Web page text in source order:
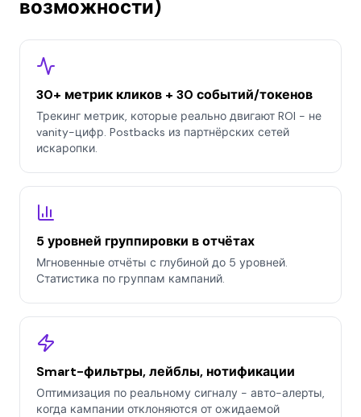
возможности)
30+ метрик кликов + 30 событий/токенов
Трекинг метрик, которые реально двигают ROI - не
vanity-цифр. Postbacks из партнёрских сетей
искаропки.
5 уровней группировки в отчётах
Мгновенные отчёты с глубиной до 5 уровней.
Статистика по группам кампаний.
Smart-фильтры, лейблы, нотификации
Оптимизация по реальному сигналу - авто-алерты,
когда кампании отклоняются от ожидаемой